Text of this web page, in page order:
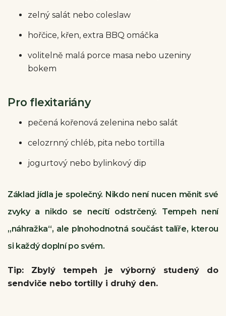
zelný salát nebo coleslaw
hořčice, křen, extra BBQ omáčka
volitelně malá porce masa nebo uzeniny
bokem
Pro flexitariány
pečená kořenová zelenina nebo salát
celozrnný chléb, pita nebo tortilla
jogurtový nebo bylinkový dip
Základ jídla je společný. Nikdo není nucen měnit své
zvyky a nikdo se necítí odstrčený. Tempeh není
„náhražka“, ale plnohodnotná součást talíře, kterou
si každý doplní po svém.
Tip: Zbylý tempeh je výborný studený do
sendviče nebo tortilly i druhý den.